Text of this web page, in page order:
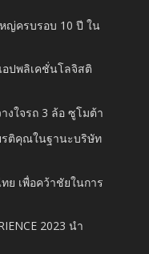
ญ่ครบรอบ 10 ปี ใน
อปพลิเคชั่นโลจิสติ
งใจรถ 3 ล้อ ซูโมต้า
รติคุณในฐานะบริษัท
เพื่อคว้าชัยในการ
2023 นำ